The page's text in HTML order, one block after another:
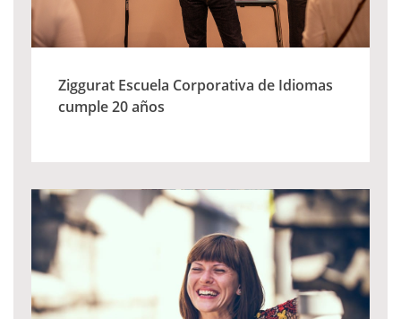
Ziggurat Escuela Corporativa de Idiomas
cumple 20 años